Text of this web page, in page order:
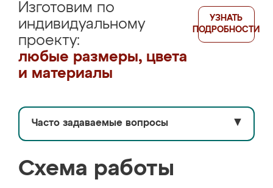
Изготовим по
индивидуальному
проекту:
любые размеры, цвета
и материалы
УЗНАТЬ
ПОДРОБНОСТИ
Часто задаваемые вопросы ▼
Схема работы